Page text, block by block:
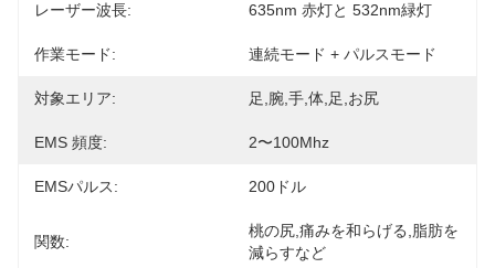
レーザー波長: 635nm 赤灯と 532nm緑灯
作業モード: 連続モード + パルスモード
対象エリア: 足,腕,手,体,足,お尻
EMS 頻度: 2〜100Mhz
EMSパルス: 200ドル
関数:
桃の尻,痛みを和らげる,脂肪を
減らすなど